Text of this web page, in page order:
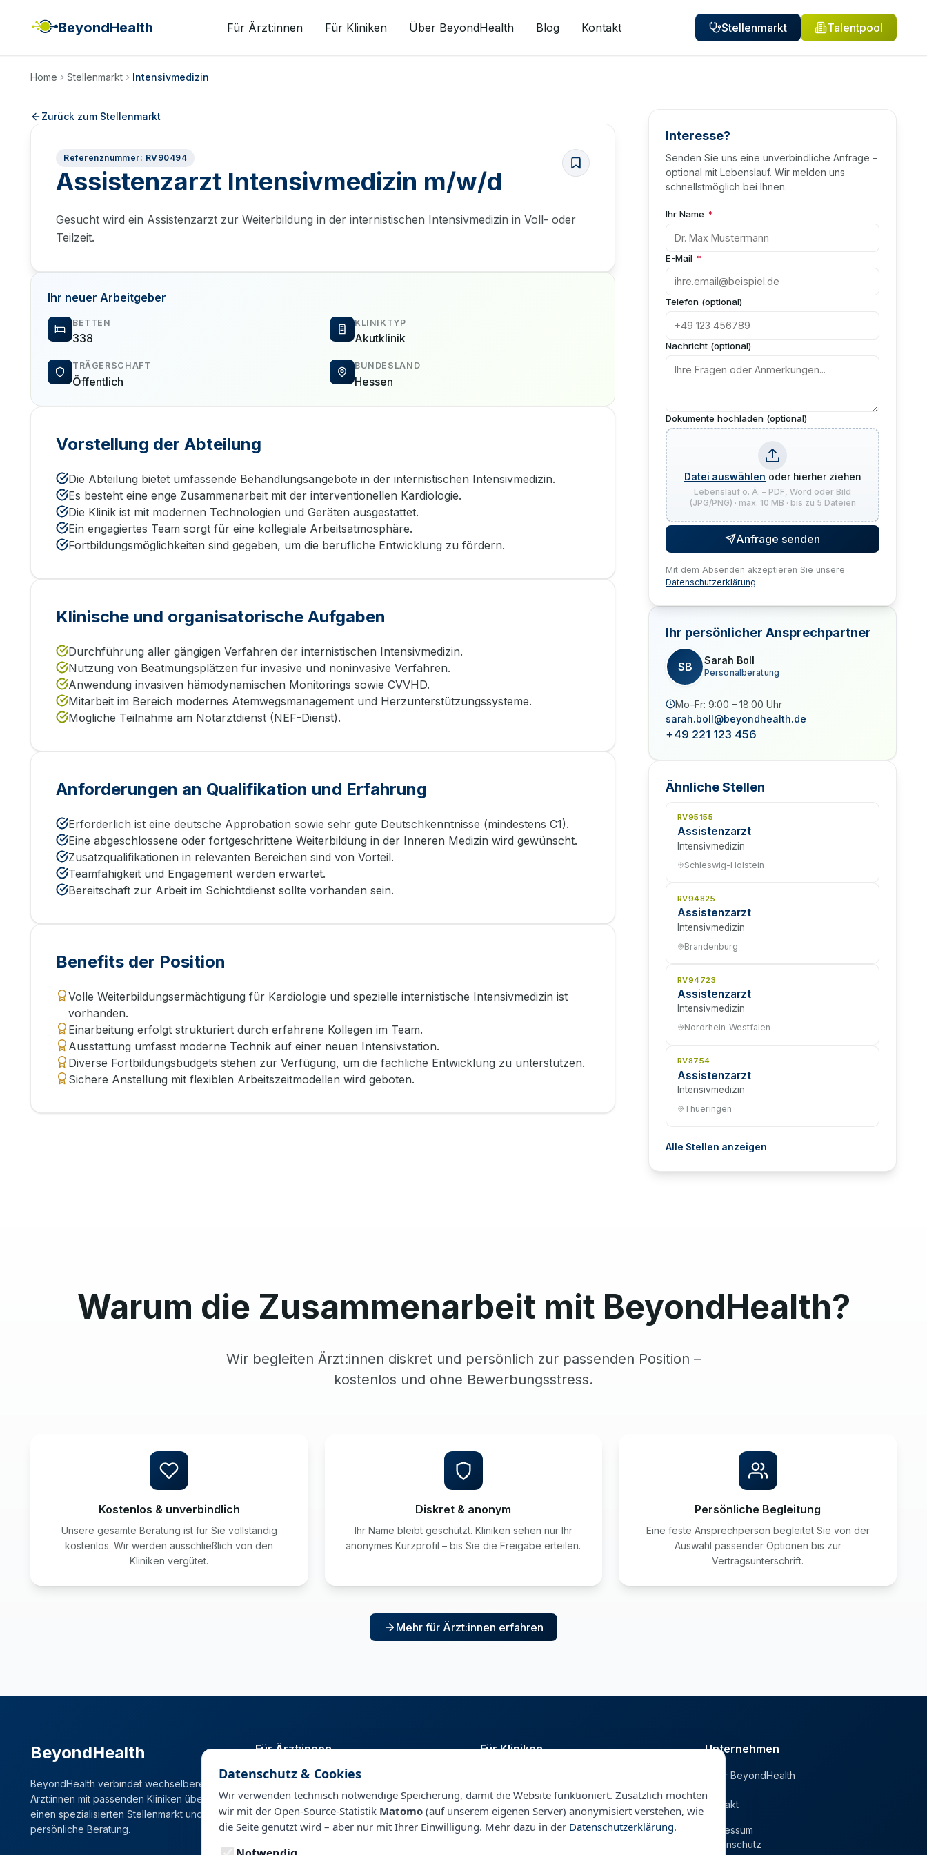
BeyondHealth Für Ärzt:innen Für Kliniken Über BeyondHealth Blog Kontakt Stellenmarkt Talentpool
Home Stellenmarkt Intensivmedizin
Zurück zum Stellenmarkt
Referenznummer: RV90494
Assistenzarzt Intensivmedizin m/w/d
Gesucht wird ein Assistenzarzt zur Weiterbildung in der internistischen Intensivmedizin in Voll- oder
Teilzeit.
Ihr neuer Arbeitgeber
BETTEN
338
KLINIKTYP
Akutklinik
TRÄGERSCHAFT
Öffentlich
BUNDESLAND
Hessen
Vorstellung der Abteilung
Die Abteilung bietet umfassende Behandlungsangebote in der internistischen Intensivmedizin.
Es besteht eine enge Zusammenarbeit mit der interventionellen Kardiologie.
Die Klinik ist mit modernen Technologien und Geräten ausgestattet.
Ein engagiertes Team sorgt für eine kollegiale Arbeitsatmosphäre.
Fortbildungsmöglichkeiten sind gegeben, um die berufliche Entwicklung zu fördern.
Klinische und organisatorische Aufgaben
Durchführung aller gängigen Verfahren der internistischen Intensivmedizin.
Nutzung von Beatmungsplätzen für invasive und noninvasive Verfahren.
Anwendung invasiven hämodynamischen Monitorings sowie CVVHD.
Mitarbeit im Bereich modernes Atemwegsmanagement und Herzunterstützungssysteme.
Mögliche Teilnahme am Notarztdienst (NEF-Dienst).
Anforderungen an Qualifikation und Erfahrung
Erforderlich ist eine deutsche Approbation sowie sehr gute Deutschkenntnisse (mindestens C1).
Eine abgeschlossene oder fortgeschrittene Weiterbildung in der Inneren Medizin wird gewünscht.
Zusatzqualifikationen in relevanten Bereichen sind von Vorteil.
Teamfähigkeit und Engagement werden erwartet.
Bereitschaft zur Arbeit im Schichtdienst sollte vorhanden sein.
Benefits der Position
Volle Weiterbildungsermächtigung für Kardiologie und spezielle internistische Intensivmedizin ist
vorhanden.
Einarbeitung erfolgt strukturiert durch erfahrene Kollegen im Team.
Ausstattung umfasst moderne Technik auf einer neuen Intensivstation.
Diverse Fortbildungsbudgets stehen zur Verfügung, um die fachliche Entwicklung zu unterstützen.
Sichere Anstellung mit flexiblen Arbeitszeitmodellen wird geboten.
Interesse?
Senden Sie uns eine unverbindliche Anfrage –
optional mit Lebenslauf. Wir melden uns
schnellstmöglich bei Ihnen.
Ihr Name *
E-Mail *
Telefon (optional)
Nachricht (optional)
Dokumente hochladen (optional)
Datei auswählen oder hierher ziehen
Lebenslauf o. Ä. – PDF, Word oder Bild
(JPG/PNG) · max. 10 MB · bis zu 5 Dateien
Anfrage senden
Mit dem Absenden akzeptieren Sie unsere
Datenschutzerklärung.
Ihr persönlicher Ansprechpartner
SB Sarah Boll
Personalberatung
Mo–Fr: 9:00 – 18:00 Uhr
sarah.boll@beyondhealth.de
+49 221 123 456
Ähnliche Stellen
RV95155
Assistenzarzt
Intensivmedizin
Schleswig-Holstein
RV94825
Assistenzarzt
Intensivmedizin
Brandenburg
RV94723
Assistenzarzt
Intensivmedizin
Nordrhein-Westfalen
RV8754
Assistenzarzt
Intensivmedizin
Thueringen
Alle Stellen anzeigen
Warum die Zusammenarbeit mit BeyondHealth?
Wir begleiten Ärzt:innen diskret und persönlich zur passenden Position –
kostenlos und ohne Bewerbungsstress.
Kostenlos & unverbindlich
Unsere gesamte Beratung ist für Sie vollständig
kostenlos. Wir werden ausschließlich von den
Kliniken vergütet.
Diskret & anonym
Ihr Name bleibt geschützt. Kliniken sehen nur Ihr
anonymes Kurzprofil – bis Sie die Freigabe erteilen.
Persönliche Begleitung
Eine feste Ansprechperson begleitet Sie von der
Auswahl passender Optionen bis zur
Vertragsunterschrift.
Mehr für Ärzt:innen erfahren
BeyondHealth
BeyondHealth verbindet wechselbereite
Ärzt:innen mit passenden Kliniken über
einen spezialisierten Stellenmarkt und
persönliche Beratung.
Für Ärzt:innen
Stellenmarkt
Karrieremanagement
Für Kliniken
Personalberatung & Direktsuche
Unternehmen
Über BeyondHealth
Kontakt
Impressum
Datenschutz
Datenschutz & Cookies
Wir verwenden technisch notwendige Speicherung, damit die Website funktioniert. Zusätzlich möchten
wir mit der Open-Source-Statistik Matomo (auf unserem eigenen Server) anonymisiert verstehen, wie
die Seite genutzt wird – aber nur mit Ihrer Einwilligung. Mehr dazu in der Datenschutzerklärung.